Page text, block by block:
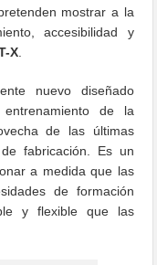
mostrar a la
accesibilidad y
X
nuevo diseñado
de la
de las últimas
fabricación. Es un
a medida que las
de formación
y flexible que las